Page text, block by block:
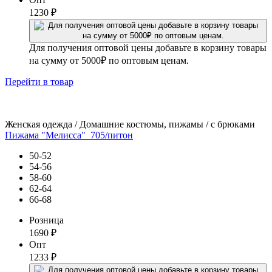
1230 ₽
Для получения оптовой цены добавьте в корзину товары
на сумму от 5000₽ по оптовым ценам.
Перейти в товар
Женская одежда / Домашние костюмы, пижамы / с брюками
Пижама "Мелисса"_705/питон
50-52
54-56
58-60
62-64
66-68
Розница
1690 ₽
Опт
1233 ₽